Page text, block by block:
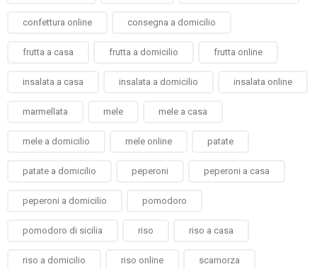
confettura online consegna a domicilio
frutta a casa frutta a domicilio frutta online
insalata a casa insalata a domicilio insalata online
marmellata mele mele a casa
mele a domicilio mele online patate
patate a domicilio peperoni peperoni a casa
peperoni a domicilio pomodoro
pomodoro di sicilia riso riso a casa
riso a domicilio riso online scamorza